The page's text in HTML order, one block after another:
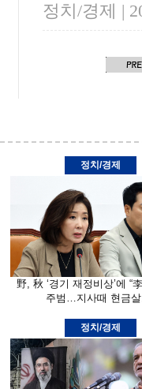
정치/경제 |
정치/경제
野, 秋 ‘경기 재정비상’에 “
주범…지사때 현금살
정치/경제